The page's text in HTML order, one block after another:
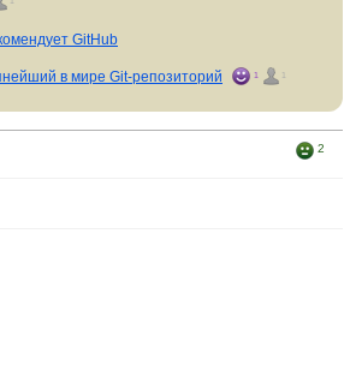
GitHub
в мире Git-репозиторий 1 1
2